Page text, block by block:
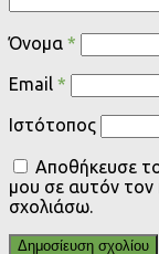
Όνομα *
Email *
Ιστότοπος
Αποθήκευσε
μου σε αυτόν
σχολιάσω.